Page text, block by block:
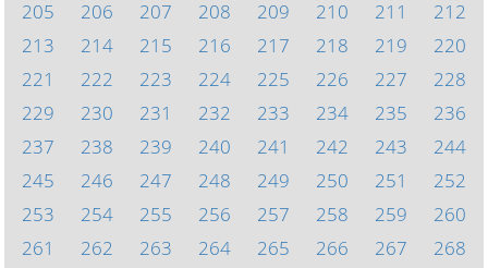
205
206 207 208 209 210 211
212
213
214 215 216 217 218 219
220
221
222 223 224 225 226 227
228
229
230 231 232 233 234 235
236
237
238 239 240 241 242 243
244
245
246 247 248 249 250 251
252
253
254 255 256 257 258 259
260
261
262 263 264 265 266 267
268